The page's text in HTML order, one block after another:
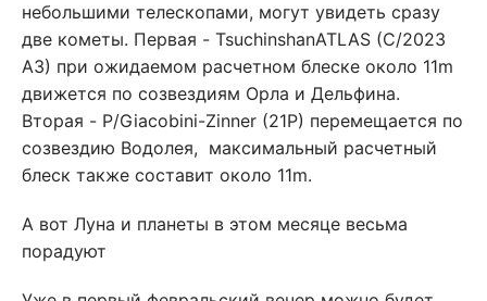
небольшими телескопами, могут увидеть сразу
две кометы. Первая - TsuchinshanATLAS (C/2023
A3) при ожидаемом расчетном блеске около 11m
движется по созвездиям Орла и Дельфина.
Вторая - P/Giacobini-Zinner (21P) перемещается по
созвездию Водолея, максимальный расчетный
блеск также составит около 11m.
А вот Луна и планеты в этом месяце весьма
порадуют